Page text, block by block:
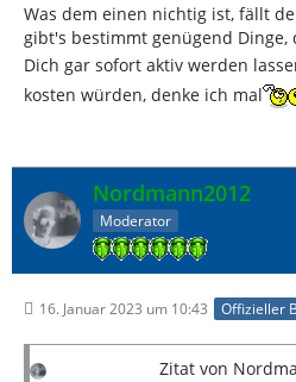
Was dem einen nichtig ist, fällt
gibt's bestimmt genügend
Dich gar sofort aktiv werden
kosten würden, denke ich mal
Nordmann2012
Moderator
16. Januar 2023 um 10:43 Offizieller
Zitat von